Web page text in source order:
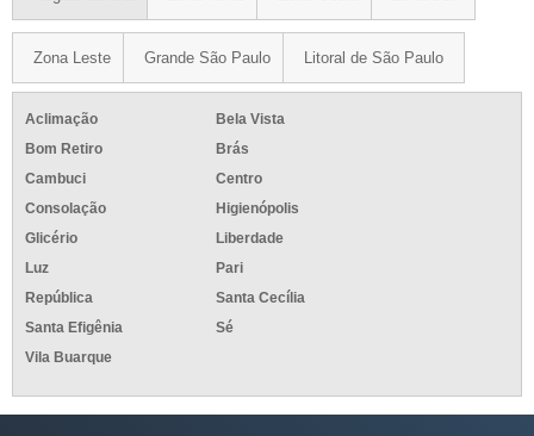
Zona Leste Grande São Paulo Litoral de São Paulo
Aclimação
Bela Vista
Bom Retiro
Brás
Cambuci
Centro
Consolação
Higienópolis
Glicério
Liberdade
Luz
Pari
República
Santa Cecília
Santa Efigênia
Sé
Vila Buarque